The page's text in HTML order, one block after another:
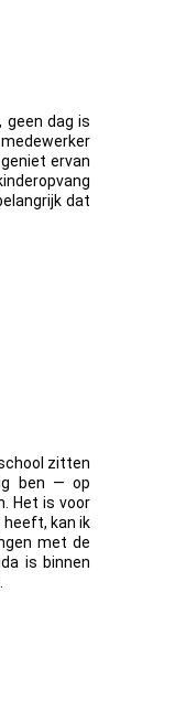
geen dag is
ervan
dat
zitten
ben — op
Het is voor
heeft, kan ik
met de
is binnen